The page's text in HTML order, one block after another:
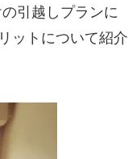
引越しプランに
ットについて紹介